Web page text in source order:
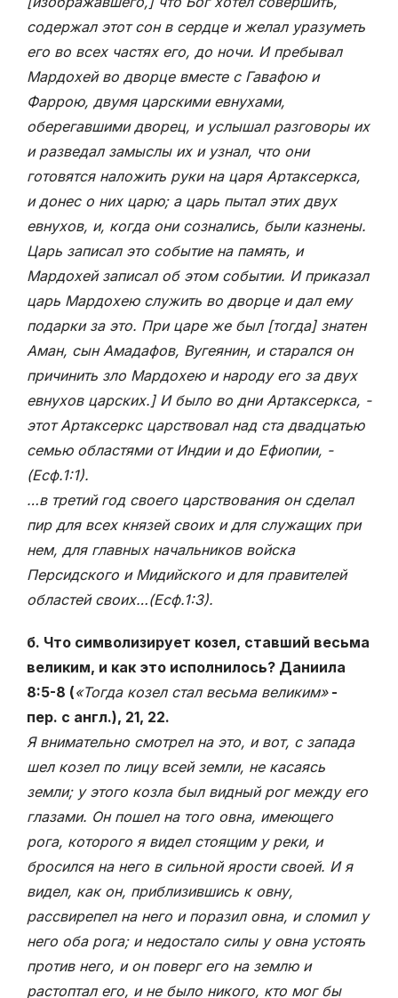
содержал этот сон в сердце и желал уразуметь
его во всех частях его, до ночи. И пребывал
Мардохей во дворце вместе с Гавафою и
Фаррою, двумя царскими евнухами,
оберегавшими дворец, и услышал разговоры их
и разведал замыслы их и узнал, что они
готовятся наложить руки на царя Артаксеркса,
и донес о них царю; а царь пытал этих двух
евнухов, и, когда они сознались, были казнены.
Царь записал это событие на память, и
Мардохей записал об этом событии. И приказал
царь Мардохею служить во дворце и дал ему
подарки за это. При царе же был [тогда] знатен
Аман, сын Амадафов, Вугеянин, и старался он
причинить зло Мардохею и народу его за двух
евнухов царских.] И было во дни Артаксеркса, -
этот Артаксеркс царствовал над ста двадцатью
семью областями от Индии и до Ефиопии, -
(Есф.1:1).
…в третий год своего царствования он сделал
пир для всех князей своих и для служащих при
нем, для главных начальников войска
Персидского и Мидийского и для правителей
областей своих…(Есф.1:3).
б. Что символизирует козел, ставший весьма
великим, и как это исполнилось? Даниила
8:5-8 («Тогда козел стал весьма великим»-
пер. с англ.), 21, 22.
Я внимательно смотрел на это, и вот, с запада
шел козел по лицу всей земли, не касаясь
земли; у этого козла был видный рог между его
глазами. Он пошел на того овна, имеющего
рога, которого я видел стоящим у реки, и
бросился на него в сильной ярости своей. И я
видел, как он, приблизившись к овну,
рассвирепел на него и поразил овна, и сломил у
него оба рога; и недостало силы у овна устоять
против него, и он поверг его на землю и
растоптал его, и не было никого, кто мог бы